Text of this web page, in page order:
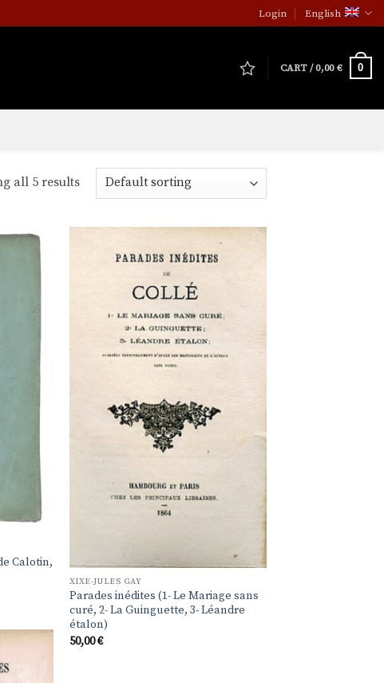
Login English
CART /0,00€ 0
all 5 results
Calotin,
XIXE-JULES GAY
Parades inédites (1- Le Mariage sans
curé, 2- La Guinguette, 3- Léandre
étalon)
50,00€
Ajouter